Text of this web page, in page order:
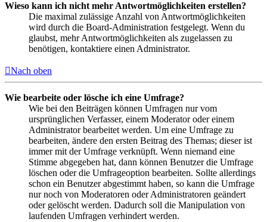
Wieso kann ich nicht mehr Antwortmöglichkeiten erstellen?
Die maximal zulässige Anzahl von Antwortmöglichkeiten
wird durch die Board-Administration festgelegt. Wenn du
glaubst, mehr Antwortmöglichkeiten als zugelassen zu
benötigen, kontaktiere einen Administrator.
Nach oben
Wie bearbeite oder lösche ich eine Umfrage?
Wie bei den Beiträgen können Umfragen nur vom
ursprünglichen Verfasser, einem Moderator oder einem
Administrator bearbeitet werden. Um eine Umfrage zu
bearbeiten, ändere den ersten Beitrag des Themas; dieser ist
immer mit der Umfrage verknüpft. Wenn niemand eine
Stimme abgegeben hat, dann können Benutzer die Umfrage
löschen oder die Umfrageoption bearbeiten. Sollte allerdings
schon ein Benutzer abgestimmt haben, so kann die Umfrage
nur noch von Moderatoren oder Administratoren geändert
oder gelöscht werden. Dadurch soll die Manipulation von
laufenden Umfragen verhindert werden.